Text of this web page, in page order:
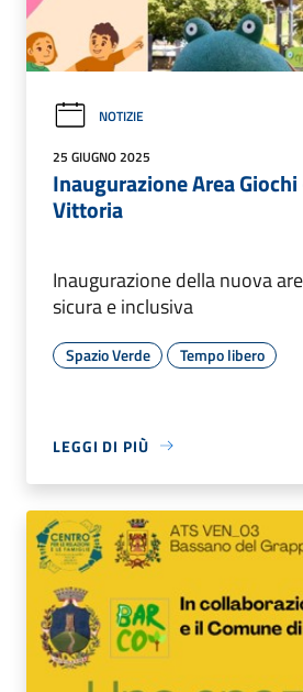
NOTIZIE
25 GIUGNO 2025
Inaugurazione Area
Vittoria
Inaugurazione della nuova
sicura e inclusiva
Spazio Verde Tempo libero
LEGGI DI PIÙ